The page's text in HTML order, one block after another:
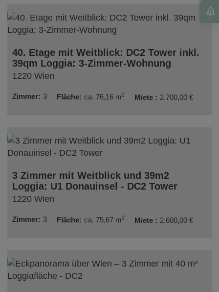
40. Etage mit Weitblick: DC2 Tower inkl.
39qm Loggia: 3-Zimmer-Wohnung
1220 Wien
Zimmer 3 Fläche ca. 76,16 m2 Miete 2.700,00 €
3 Zimmer mit Weitblick und 39m2
Loggia: U1 Donauinsel - DC2 Tower
1220 Wien
Zimmer 3 Fläche ca. 75,67 m2 Miete 2.600,00 €